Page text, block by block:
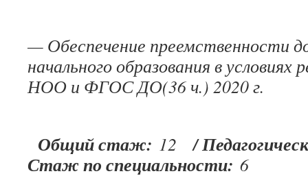
— Обеспечение преемственности
начального образования в
НОО и ФГОС ДО(36 ч.) 2020 г.
Общий стаж: 12 /
Стаж по специальности: 6